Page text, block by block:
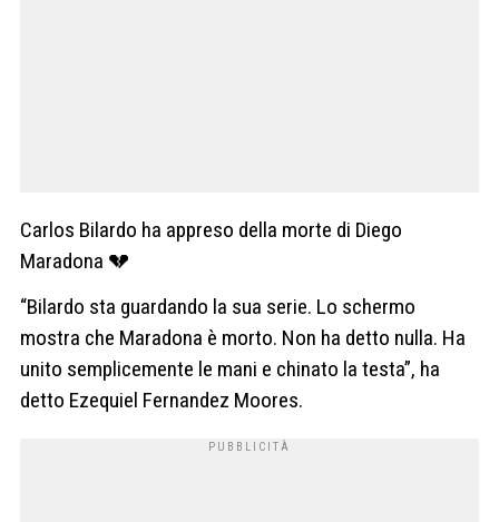
Carlos Bilardo ha appreso della morte di Diego
Maradona 💔
“Bilardo sta guardando la sua serie. Lo schermo
mostra che Maradona è morto. Non ha detto nulla. Ha
unito semplicemente le mani e chinato la testa”, ha
detto Ezequiel Fernandez Moores.